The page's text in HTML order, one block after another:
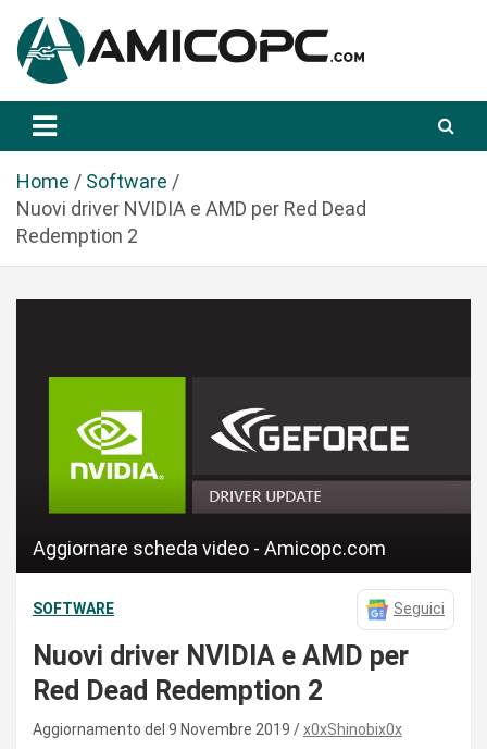
a
Amicopc.com
Home
Software
Nuovi driver NVIDIA e AMD per Red Dead
Redemption 2
Aggiornare scheda video - Amicopc.com
SOFTWARE Seguici
Nuovi driver NVIDIA e AMD per
Red Dead Redemption 2
Aggiornamento del 9 Novembre 2019 x0xShinobix0x